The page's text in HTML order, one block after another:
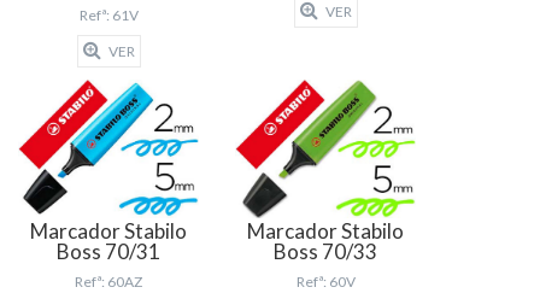
Refª: 61V
VER
VER
Marcador Stabilo
Boss 70/31
Refª: 60AZ
Marcador Stabilo
Boss 70/33
Refª: 60V